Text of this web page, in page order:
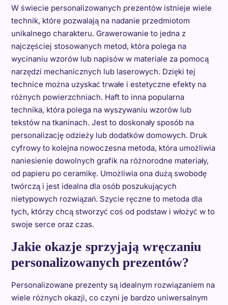
W świecie personalizowanych prezentów istnieje wiele
technik, które pozwalają na nadanie przedmiotom
unikalnego charakteru. Grawerowanie to jedna z
najczęściej stosowanych metod, która polega na
wycinaniu wzorów lub napisów w materiale za pomocą
narzędzi mechanicznych lub laserowych. Dzięki tej
technice można uzyskać trwałe i estetyczne efekty na
różnych powierzchniach. Haft to inna popularna
technika, która polega na wyszywaniu wzorów lub
tekstów na tkaninach. Jest to doskonały sposób na
personalizację odzieży lub dodatków domowych. Druk
cyfrowy to kolejna nowoczesna metoda, która umożliwia
naniesienie dowolnych grafik na różnorodne materiały,
od papieru po ceramikę. Umożliwia ona dużą swobodę
twórczą i jest idealna dla osób poszukujących
nietypowych rozwiązań. Szycie ręczne to metoda dla
tych, którzy chcą stworzyć coś od podstaw i włożyć w to
swoje serce oraz czas.
Jakie okazje sprzyjają wręczaniu
personalizowanych prezentów?
Personalizowane prezenty są idealnym rozwiązaniem na
wiele różnych okazji, co czyni je bardzo uniwersalnym